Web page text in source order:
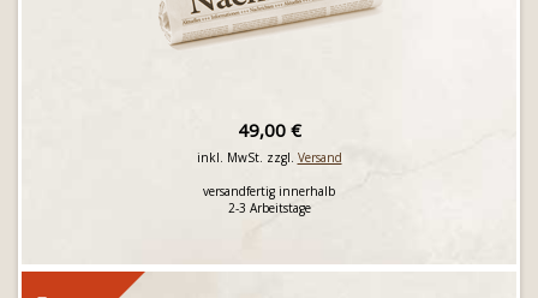
49,00 €
inkl. MwSt. zzgl. Versand
versandfertig innerhalb
2-3 Arbeitstage